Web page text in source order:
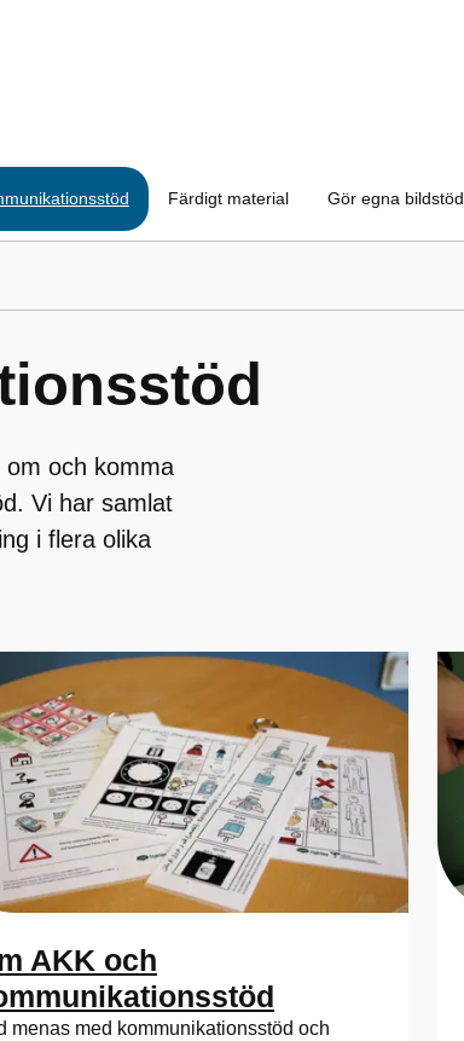
Färdigt material Gör egna bildstöd
om och komma
Vi har samlat
i flera olika
AKK och
menas med kommunikationsstöd och